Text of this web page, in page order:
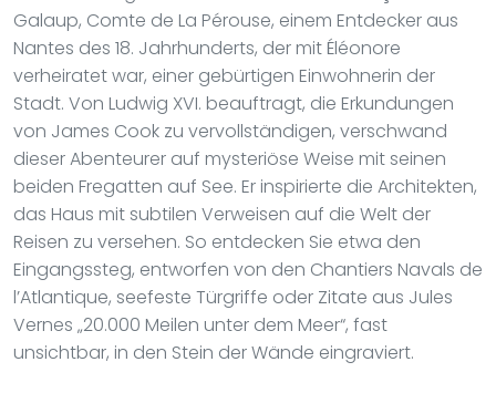
Galaup, Comte de La Pérouse, einem Entdecker aus
Nantes des 18. Jahrhunderts, der mit Éléonore
verheiratet war, einer gebürtigen Einwohnerin der
Stadt. Von Ludwig XVI. beauftragt, die Erkundungen
von James Cook zu vervollständigen, verschwand
dieser Abenteurer auf mysteriöse Weise mit seinen
beiden Fregatten auf See. Er inspirierte die Architekten,
das Haus mit subtilen Verweisen auf die Welt der
Reisen zu versehen. So entdecken Sie etwa den
Eingangssteg, entworfen von den Chantiers Navals de
l’Atlantique, seefeste Türgriffe oder Zitate aus Jules
Vernes „20.000 Meilen unter dem Meer“, fast
unsichtbar, in den Stein der Wände eingraviert.